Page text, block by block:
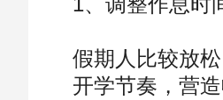
假期人比较放
开学节奏，营